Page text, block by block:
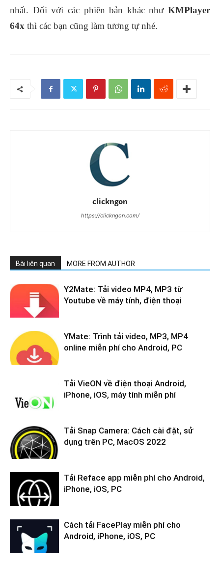
nhất. Đối với các phiên bản khác như KMPlayer
64x thì các bạn cũng làm tương tự nhé.
clickngon
https://clickngon.com/
Bài liên quan MORE FROM AUTHOR
Y2Mate: Tải video MP4, MP3 từ
Youtube về máy tính, điện thoại
YMate: Trình tải video, MP3, MP4
online miễn phí cho Android, PC
Tải VieON về điện thoại Android,
iPhone, iOS, máy tính miễn phí
Tải Snap Camera: Cách cài đặt, sử
dụng trên PC, MacOS 2022
Tải Reface app miễn phí cho Android,
iPhone, iOS, PC
Cách tải FacePlay miễn phí cho
Android, iPhone, iOS, PC